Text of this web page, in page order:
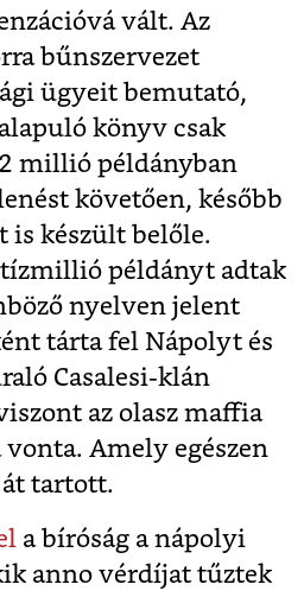
vált. Az
bűnszervezet
ügyeit bemutató,
könyv csak
millió példányban
követően, később
is készült belőle.
példányt adtak
nyelven jelent
tárta fel Nápolyt és
Casalesi-klán
az olasz maffia
Amely egészen
tartott.
a bíróság a nápolyi
anno vérdíjat tűztek